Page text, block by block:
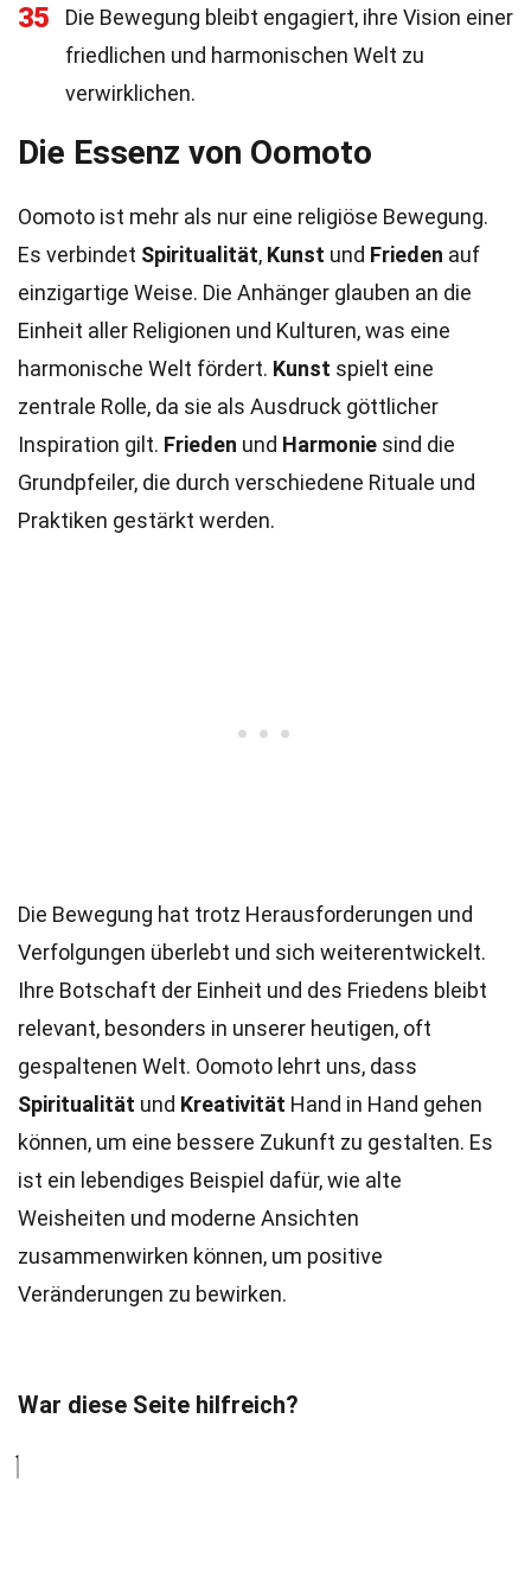
35
Die Bewegung bleibt engagiert, ihre Vision einer
friedlichen und harmonischen Welt zu
verwirklichen.
Die Essenz von Oomoto
Oomoto ist mehr als nur eine religiöse Bewegung.
Es verbindet Spiritualität, Kunst und Frieden auf
einzigartige Weise. Die Anhänger glauben an die
Einheit aller Religionen und Kulturen, was eine
harmonische Welt fördert. Kunst spielt eine
zentrale Rolle, da sie als Ausdruck göttlicher
Inspiration gilt. Frieden und Harmonie sind die
Grundpfeiler, die durch verschiedene Rituale und
Praktiken gestärkt werden.
Die Bewegung hat trotz Herausforderungen und
Verfolgungen überlebt und sich weiterentwickelt.
Ihre Botschaft der Einheit und des Friedens bleibt
relevant, besonders in unserer heutigen, oft
gespaltenen Welt. Oomoto lehrt uns, dass
Spiritualität und Kreativität Hand in Hand gehen
können, um eine bessere Zukunft zu gestalten. Es
ist ein lebendiges Beispiel dafür, wie alte
Weisheiten und moderne Ansichten
zusammenwirken können, um positive
Veränderungen zu bewirken.
War diese Seite hilfreich?